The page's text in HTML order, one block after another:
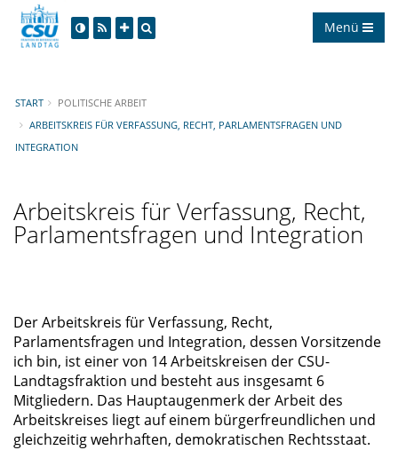
Menü
START
POLITISCHE ARBEIT
ARBEITSKREIS FÜR VERFASSUNG, RECHT, PARLAMENTSFRAGEN UND
INTEGRATION
Arbeitskreis für Verfassung, Recht,
Parlamentsfragen und Integration
Der Arbeitskreis für Verfassung, Recht,
Parlamentsfragen und Integration, dessen Vorsitzende
ich bin, ist einer von 14 Arbeitskreisen der CSU-
Landtagsfraktion und besteht aus insgesamt 6
Mitgliedern. Das Hauptaugenmerk der Arbeit des
Arbeitskreises liegt auf einem bürgerfreundlichen und
gleichzeitig wehrhaften, demokratischen Rechtsstaat.